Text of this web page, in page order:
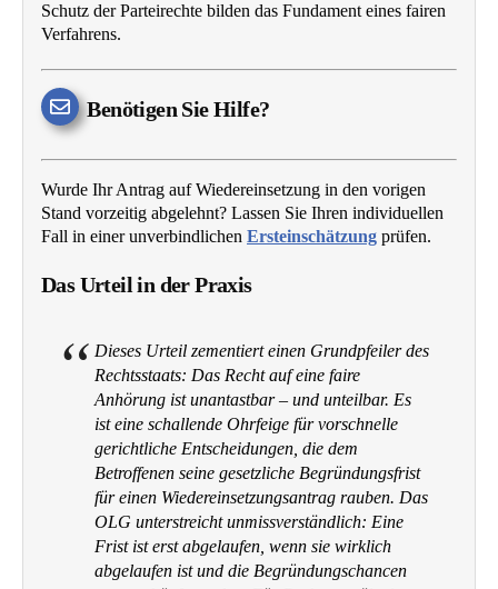
Schutz der Parteirechte bilden das Fundament eines fairen
Verfahrens.
Benötigen Sie Hilfe?
Wurde Ihr Antrag auf Wiedereinsetzung in den vorigen
Stand vorzeitig abgelehnt? Lassen Sie Ihren individuellen
Fall in einer unverbindlichen Ersteinschätzung prüfen.
Das Urteil in der Praxis
Dieses Urteil zementiert einen Grundpfeiler des
Rechtsstaats: Das Recht auf eine faire
Anhörung ist unantastbar – und unteilbar. Es
ist eine schallende Ohrfeige für vorschnelle
gerichtliche Entscheidungen, die dem
Betroffenen seine gesetzliche Begründungsfrist
für einen Wiedereinsetzungsantrag rauben. Das
OLG unterstreicht unmissverständlich: Eine
Frist ist erst abgelaufen, wenn sie wirklich
abgelaufen ist und die Begründungschancen